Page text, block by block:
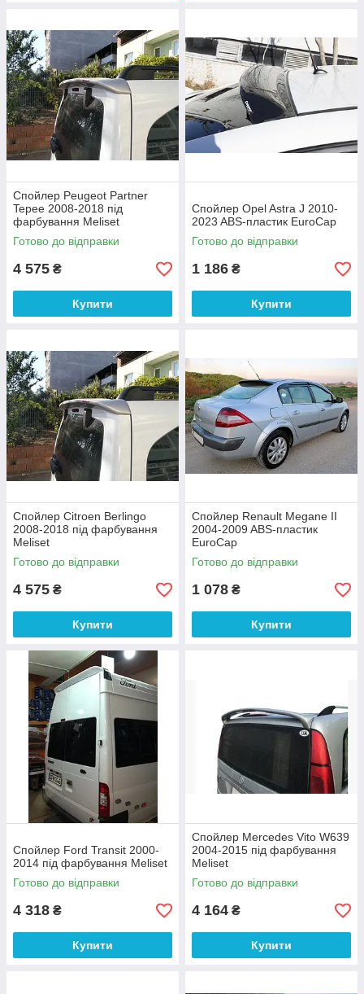
Спойлер Peugeot Partner
Tepee 2008-2018 під
фарбування Meliset
Готово до відправки
4 575 ₴
Купити
Спойлер Opel Astra J 2010-
2023 ABS-пластик EuroCap
Готово до відправки
1 186 ₴
Купити
Спойлер Citroen Berlingo
2008-2018 під фарбування
Meliset
Готово до відправки
4 575 ₴
Купити
Спойлер Renault Megane II
2004-2009 ABS-пластик
EuroCap
Готово до відправки
1 078 ₴
Купити
Спойлер Ford Transit 2000-
2014 під фарбування Meliset
Готово до відправки
4 318 ₴
Купити
Спойлер Mercedes Vito W639
2004-2015 під фарбування
Meliset
Готово до відправки
4 164 ₴
Купити